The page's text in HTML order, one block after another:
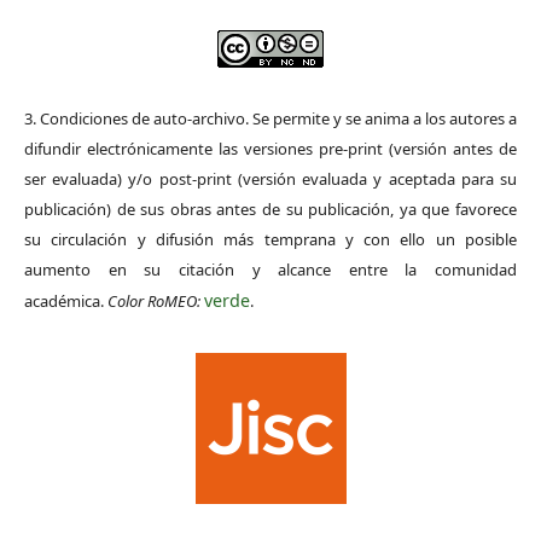
3. Condiciones de auto-archivo. Se permite y se anima a los autores a
difundir electrónicamente las versiones pre-print (versión antes de
ser evaluada) y/o post-print (versión evaluada y aceptada para su
publicación) de sus obras antes de su publicación, ya que favorece
su circulación y difusión más temprana y con ello un posible
aumento en su citación y alcance entre la comunidad
académica. Color RoMEO:verde.